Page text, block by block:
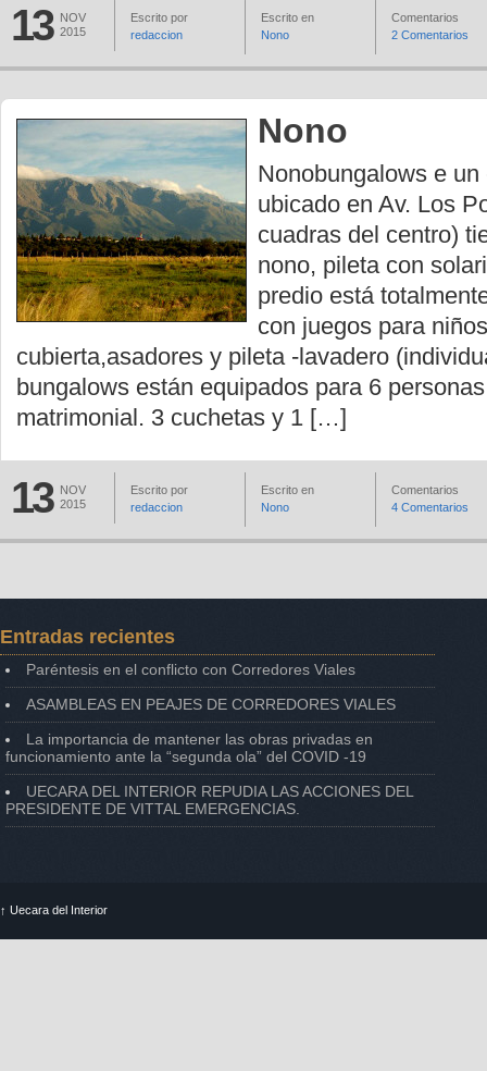
13
NOV
2015
Escrito por
redaccion
Escrito en
Nono
Comentarios
2 Comentarios
Nono
Nonobungalows e
ubicado en Av. Los
cuadras del centro)
nono, pileta con
predio está
con juegos para
cubierta,asadores y pileta -lavadero
bungalows están equipados para 6
matrimonial. 3 cuchetas y 1 […]
13
NOV
2015
Escrito por
redaccion
Escrito en
Nono
Comentarios
4 Comentarios
Entradas recientes
Paréntesis en el conflicto con Corredores Viales
ASAMBLEAS EN PEAJES DE CORREDORES VIALES
La importancia de mantener las obras privadas en
funcionamiento ante la “segunda ola” del COVID -19
UECARA DEL INTERIOR REPUDIA LAS ACCIONES DEL
PRESIDENTE DE VITTAL EMERGENCIAS.
↑ Uecara del Interior